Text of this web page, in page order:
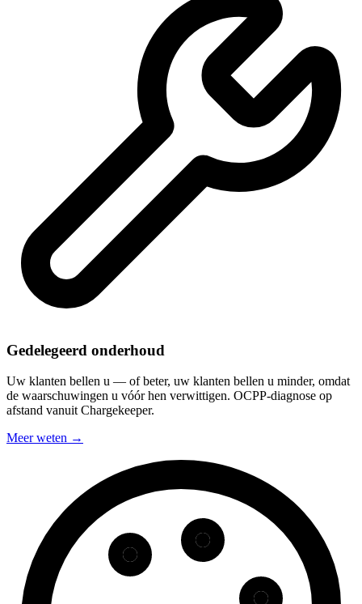
Gedelegeerd onderhoud
Uw klanten bellen u — of beter, uw klanten bellen u minder, omdat
de waarschuwingen u vóór hen verwittigen. OCPP-diagnose op
afstand vanuit Chargekeeper.
Meer weten →